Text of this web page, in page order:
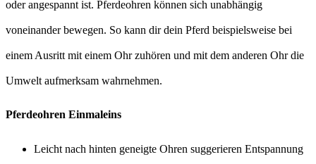
oder angespannt ist. Pferdeohren können sich unabhängig
voneinander bewegen. So kann dir dein Pferd beispielsweise bei
einem Ausritt mit einem Ohr zuhören und mit dem anderen Ohr die
Umwelt aufmerksam wahrnehmen.
Pferdeohren Einmaleins
Leicht nach hinten geneigte Ohren suggerieren Entspannung